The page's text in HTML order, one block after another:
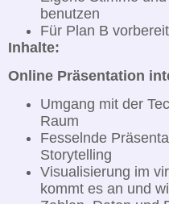
benutzen
Für Plan B
Inhalte:
Online Präsentation
Umgang mit der
Raum
Fesselnde
Storytelling
Visualisierung im
kommt es an und